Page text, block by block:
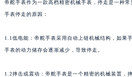
帝舵手表作为一款高档精密机械手表，停走是一种
手表停走的原因：
1.1低电能：帝舵手表采用自动上链机械结构，如果
手表的动力储存会逐渐减少，导致停走。
1.2摔击或震动：帝舵手表是一个精密的机械装置，